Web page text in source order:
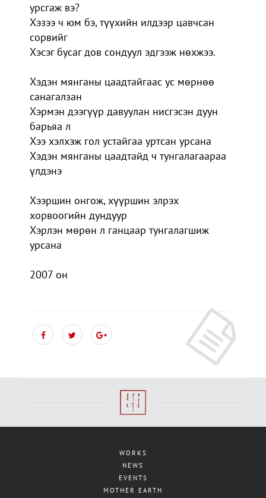
урсгаж вэ?
Хэзээ ч юм бэ, түүхийн илдээр цавчсан
сорвийг
Хэсэг бусаг дов сондуул эдгээж нөхжээ.
Хэдэн мянганы цаадтайгаас ус мөрнөө
санагалзан
Хэрмэн дээгүүр давуулан нисгэсэн дуун
барьяа л
Хээ хэлхэж гол устайгаа уртсан урсана
Хэдэн мянганы цаадтайд ч тунгалагаараа
үлдэнэ
Хээршин онгож, хүүршин элрэх
хорвоогийн дундуур
Хэрлэн мөрөн л ганцаар тунгалагшиж
урсана
2007 он
WORKS
NEWS
EVENTS
MOTHER EARTH